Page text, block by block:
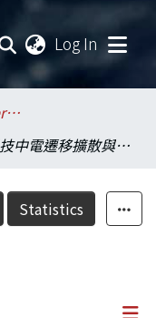
Log In
.National Taiwan University / 國立臺灣大學
覆晶科技中電遷移擴散與化學位能擴散交互作用之尖端研究
Statistics